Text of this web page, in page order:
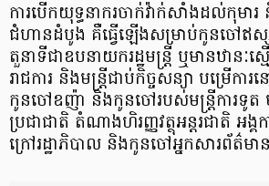
ការបើកយុទ្ធនាករចាក់វ៉ាក់សាំងដល់កុមា
ជំហានដំបូង គឺធ្វើឡើងសម្រាប់កូនចៅឥស្
តួនាទីជាឧបនាយករដ្ឋមន្ត្រី​ ឬមានឋានៈស្
រាជការ និងមន្រ្តីជាប់កិច្ចសន្យា បម្រើការន
កូនចៅឧញ៉ា និងកូនចៅរបស់មន្ត្រីការទូត
ប្រជាជាតិ តំណាងហិរញ្ញវត្ថុអន្តរជាតិ អង្គក
ក្រៅរដ្ឋាភិបាល និងកូនចៅអ្នកសារព័ត៌មា